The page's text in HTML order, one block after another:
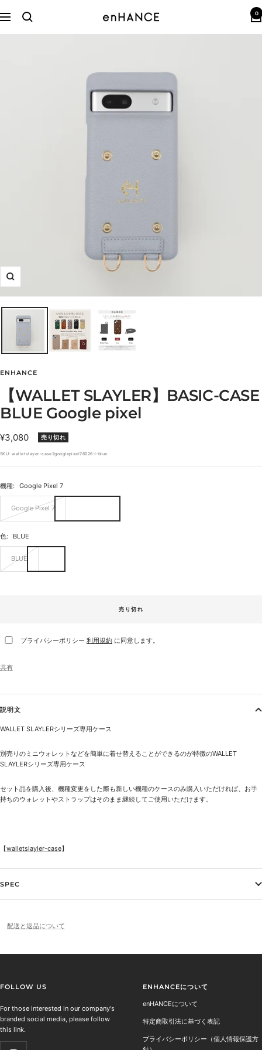
ン
ン
ナ
enHANCE 0
ズ
ENHANCE
【WALLET SLAYLER】BASIC-CASE
BLUE Google pixel
セ
ー
ル
価
格
¥3,080 売り切れ
SKU:walletslayer-case2googlepixel76026-l-blue
機種: Google Pixel 7
Google Pixel 7
色: BLUE
BLUE
売り切れ
プライバシーポリシー 利用規約 に同意します。
共有
説明文
WALLET SLAYLERシリーズ専用ケース
別売りのミニウォレットなどを簡単に着せ替えることができるのが特徴のWALLET
SLAYLERシリーズ専用ケース
セット品を購入後、機種変更をした際も新しい機種のケースのみ購入いただければ、お手
持ちのウォレットやストラップはそのまま継続してご使用いただけます。
【walletslayler-case】
SPEC
配送と返品について
FOLLOW US
For those interested in our company's
branded social media, please follow
this link.
ENHANCEについて
enHANCEについて
特定商取引法に基づく表記
プライバシーポリシー（個人情報保護方